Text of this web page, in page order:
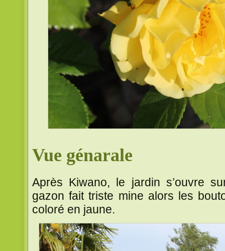
Vue génarale
Après Kiwano, le jardin s’ouvre
gazon fait triste mine alors les
coloré en jaune.